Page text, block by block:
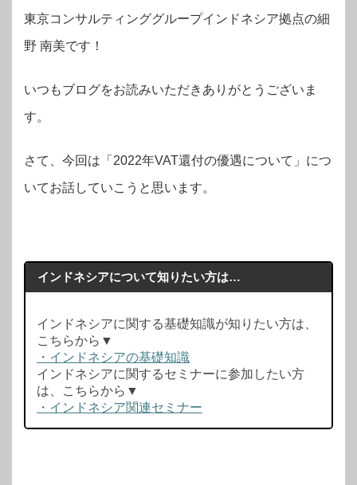
東京コンサルティンググループインドネシア拠点の細
野 南美です！
いつもブログをお読みいただきありがとうございま
す。
さて、今回は「2022年VAT還付の優遇について」につ
いてお話していこうと思います。
インドネシアについて知りたい方は…
インドネシアに関する基礎知識が知りたい方は、
こちらから▼
・インドネシアの基礎知識
インドネシアに関するセミナーに参加したい方
は、こちらから▼
・インドネシア関連セミナー